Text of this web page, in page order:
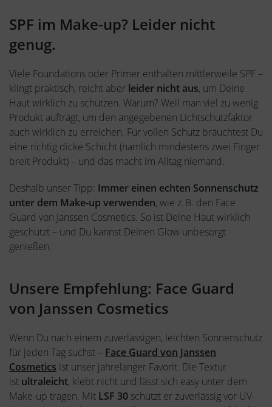
SPF im Make-up? Leider nicht
genug.
Viele Foundations oder Primer enthalten mittlerweile SPF –
klingt praktisch, reicht aber leider nicht aus, um Deine
Haut wirklich zu schützen. Warum? Weil man viel zu wenig
Produkt aufträgt, um den angegebenen Lichtschutzfaktor
auch wirklich zu erreichen. Für vollen Schutz bräuchtest Du
eine richtig dicke Schicht (nämlich mindestens zwei Finger
breit Produkt) – und das macht im Alltag niemand.
Deshalb unser Tipp: Immer einen echten Sonnenschutz
unter dem Make-up verwenden, wie z. B. den Face
Guard von Janssen Cosmetics. So ist Deine Haut wirklich
geschützt – und Du kannst Deinen Glow unbesorgt
genießen.
Unsere Empfehlung: Face Guard
von Janssen Cosmetics
Wenn Du nach einem zuverlässigen, leichten Sonnenschutz
für jeden Tag suchst – Face Guard von Janssen
Cosmetics ist unser jahrelanger Favorit. Die Textur
ist ultraleicht, klebt nicht und lässt sich easy unter dem
Make-up tragen. Mit LSF 30 schützt er zuverlässig vor UV-